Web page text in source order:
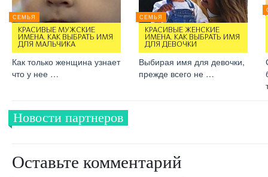
СЕМЬЯ
КРАСИВЫЕ МУЖСКИЕ
ИМЕНА. КАК ВЫБРАТЬ ИМЯ
ДЛЯ МАЛЬЧИКА
Как только женщина узнает
что у нее …
СЕМЬЯ
КРАСИВЫЕ ЖЕНСКИЕ
ИМЕНА. КАК ВЫБРАТЬ ИМЯ
ДЛЯ ДЕВОЧКИ
Выбирая имя для девочки,
прежде всего не …
Новости партнеров
Оставьте комментарий